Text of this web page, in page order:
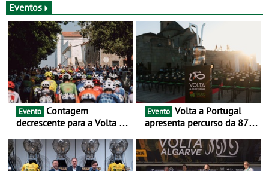
e 10 de Junho
usam os automóveis
exclusivamente em áreas
urbanas
Eventos
Evento
decrescente para a Volta a
as 17 equipas de 2026
Evento
apresenta percurso da 87.ª
novo ciclo rumo ao
centenário